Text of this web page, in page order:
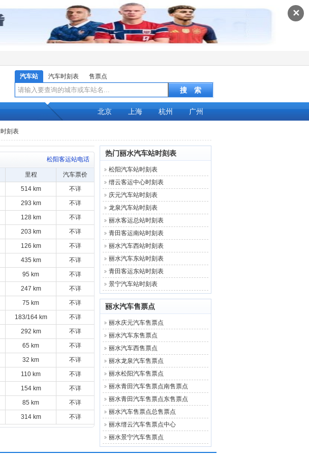
✕
汽车站 汽车时刻表 售票点
北京 上海 杭州 广州
刻表
松阳客运站电话
里程
汽车票价
514 km
不详
293 km
不详
128 km
不详
203 km
不详
126 km
不详
435 km
不详
95 km
不详
247 km
不详
75 km
不详
183/164 km
不详
292 km
不详
65 km
不详
32 km
不详
110 km
不详
154 km
不详
85 km
不详
314 km 不详
热门丽水汽车站时刻表
松阳汽车站时刻表
缙云客运中心时刻表
庆元汽车站时刻表
龙泉汽车站时刻表
丽水客运总站时刻表
青田客运南站时刻表
丽水汽车西站时刻表
丽水汽车东站时刻表
青田客运东站时刻表
景宁汽车站时刻表
丽水汽车售票点
丽水庆元汽车售票点
丽水汽车东售票点
丽水汽车西售票点
丽水龙泉汽车售票点
丽水松阳汽车售票点
丽水青田汽车售票点南售票点
丽水青田汽车售票点东售票点
丽水汽车售票点总售票点
丽水缙云汽车售票点中心
丽水景宁汽车售票点